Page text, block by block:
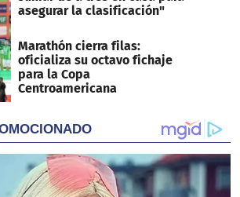
asegurar la clasificación"
Marathón cierra filas:
oficializa su octavo fichaje
para la Copa
Centroamericana